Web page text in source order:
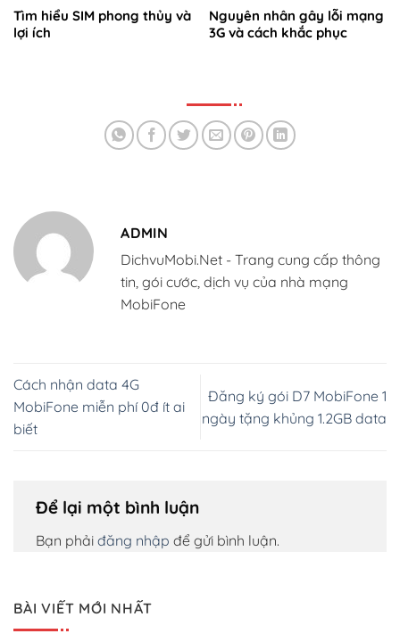
Tìm hiểu SIM phong thủy và
lợi ích
Nguyên nhân gây lỗi mạng
3G và cách khắc phục
ADMIN
DichvuMobi.Net - Trang cung cấp thông
tin, gói cước, dịch vụ của nhà mạng
MobiFone
Cách nhận data 4G
MobiFone miễn phí 0đ ít ai
biết
Đăng ký gói D7 MobiFone 1
ngày tặng khủng 1.2GB data
Để lại một bình luận
Bạn phải đăng nhập để gửi bình luận.
BÀI VIẾT MỚI NHẤT